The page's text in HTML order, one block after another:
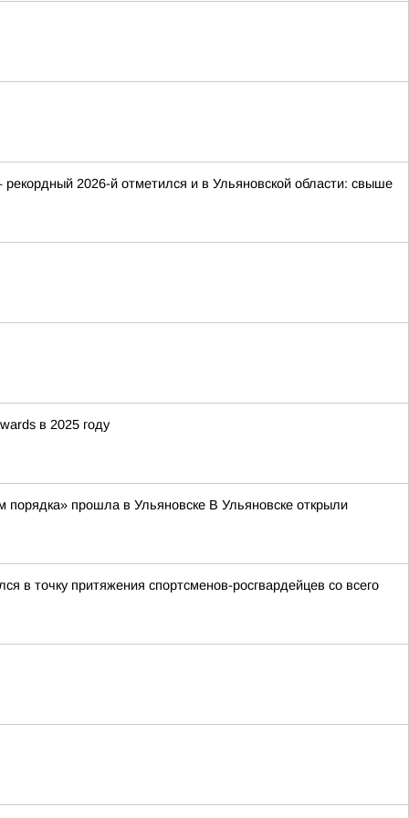
2026-й отметился и в Ульяновской области: свыше
в 2025 году
порядка» прошла в Ульяновске В Ульяновске открыли
в точку притяжения спортсменов-росгвардейцев со всего